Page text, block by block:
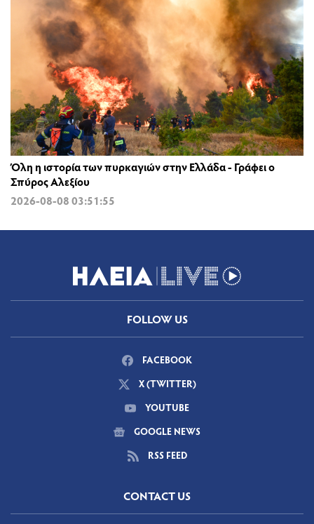
Όλη η ιστορία των πυρκαγιών στην Ελλάδα - Γράφει ο
Σπύρος Αλεξίου
2026-08-08 03:51:55
FOLLOW US
FACEBOOK
X (TWITTER)
YOUTUBE
GOOGLE NEWS
RSS FEED
CONTACT US